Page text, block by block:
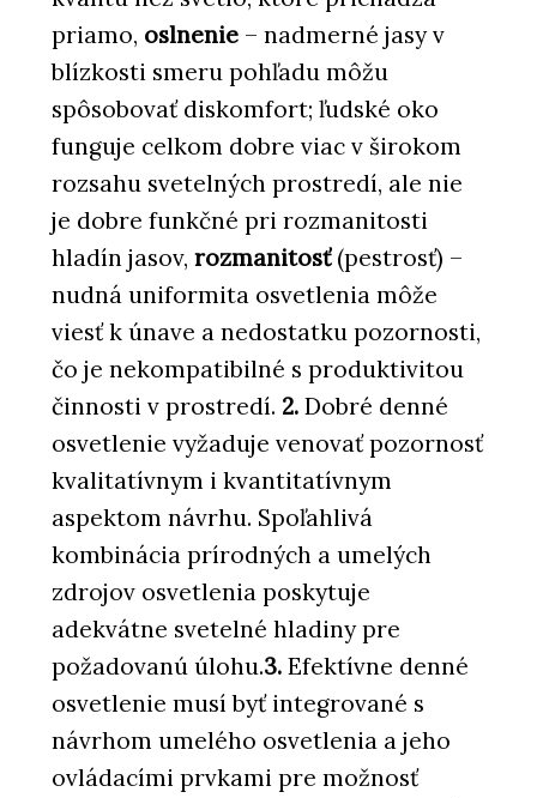
priamo, oslnenie – nadmerné jasy v
blízkosti smeru pohľadu môžu
spôsobovať diskomfort; ľudské oko
funguje celkom dobre viac v širokom
rozsahu svetelných prostredí, ale nie
je dobre funkčné pri rozmanitosti
hladín jasov, rozmanitosť(pestrosť) –
nudná uniformita osvetlenia môže
viesť k únave a nedostatku pozornosti,
čo je nekompatibilné s produktivitou
činnosti v prostredí. 2. Dobré denné
osvetlenie vyžaduje venovať pozornosť
kvalitatívnym i kvantitatívnym
aspektom návrhu. Spoľahlivá
kombinácia prírodných a umelých
zdrojov osvetlenia poskytuje
adekvátne svetelné hladiny pre
požadovanú úlohu.3. Efektívne denné
osvetlenie musí byť integrované s
návrhom umelého osvetlenia a jeho
ovládacími prvkami pre možnosť